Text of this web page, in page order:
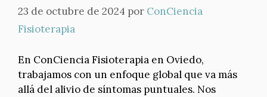
23 de octubre de 2024 por ConCiencia
Fisioterapia
En ConCiencia Fisioterapia en Oviedo,
trabajamos con un enfoque global que va más
allá del alivio de síntomas puntuales. Nos